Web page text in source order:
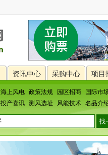
资讯中心 采购中心 项目
海上风电 政策法规 园区招商
国际市
投产喜讯 测风选址 风能技术 名品介